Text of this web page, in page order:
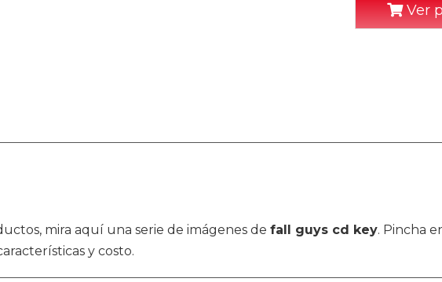
Ver
mira aquí una serie de imágenes de fall guys cd key. Pincha
y costo.